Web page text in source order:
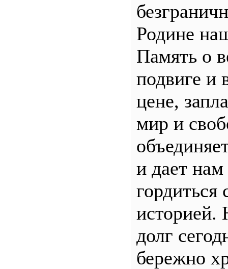
Родине
Память о
подвиге и
цене,
мир и
и дает
гордиться
долг
бережно